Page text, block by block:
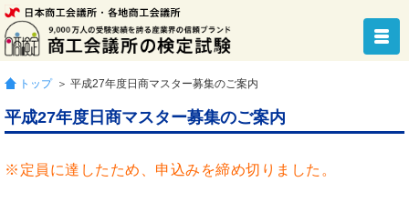
トップ ＞ 平成27年度日商マスター募集のご案内
平成27年度日商マスター募集のご案内
※定員に達したため、申込みを締め切りました。